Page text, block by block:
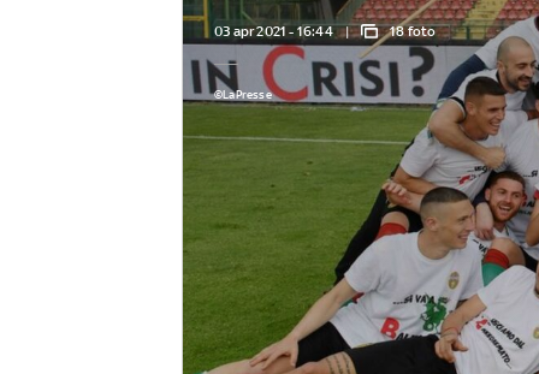
03 apr 2021 - 16:44 18 foto
©LaPresse